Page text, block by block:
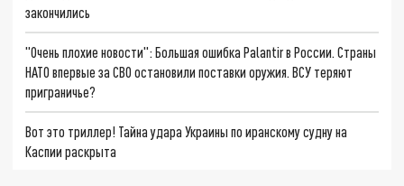
закончились
"Очень плохие новости": Большая ошибка Palantir в России. Страны
НАТО впервые за СВО остановили поставки оружия. ВСУ теряют
приграничье?
Вот это триллер! Тайна удара Украины по иранскому судну на
Каспии раскрыта